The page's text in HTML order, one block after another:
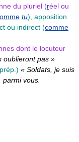
du pluriel (réel ou
tu), apposition
ou indirect (comme
dont le locuteur
oublieront pas »
« Soldats, je suis
parmi vous.